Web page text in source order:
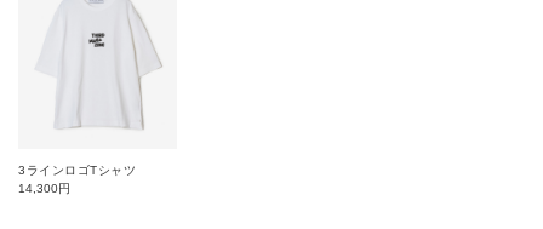
3ラインロゴTシャツ
14,300円